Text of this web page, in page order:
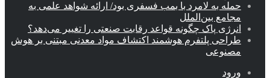
حمله به لامرد با بمب فسفری بود/ ارائه شواهد علمی به
مجامع بین‌الملل
انرژی پاک چگونه قواعد رقابت صنعتی را تغییر می‌دهد؟
طراحی پلتفرم هوشمند اکتشاف مواد معدنی مبتنی بر هوش
مصنوعی
ورود